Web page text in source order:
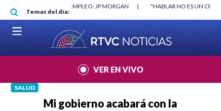
Pasar al contenido principal
Temas del día:
MÍNIMO NO DESTRUYÓ EMPLEO: JP MORGAN |
"HABLAR NO ES UN
MUNDIAL 2026
|
VER EN VIVO
SALUD
Mi gobierno acabará con la